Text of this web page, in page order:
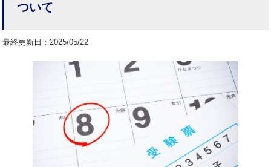
ついて
最終更新日：2025/05/22